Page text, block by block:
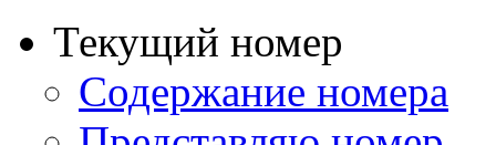
Текущий номер
Содержание номера